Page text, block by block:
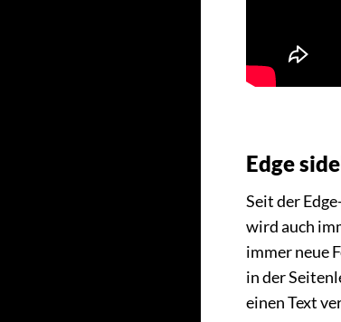
Edge
Seit der
wird auch
immer neue
in der
einen Text